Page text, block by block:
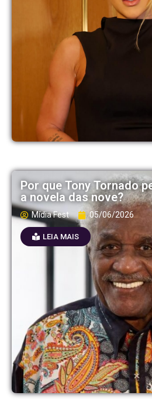
Por que Tony Tornado
a novela das nove?
Mídia Fest 05/06/2026
LEIA MAIS